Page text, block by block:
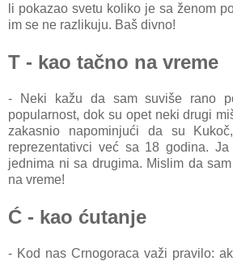
li pokazao svetu koliko je sa ženom
im se ne razlikuju. Baš divno!
T - kao tačno na vreme
- Neki kažu da sam suviše rano
popularnost, dok su opet neki drugi
zakasnio napominjući da su
reprezentativci već sa 18 godina.
jednima ni sa drugima. Mislim da
na vreme!
Ć - kao ćutanje
- Kod nas Crnogoraca važi pravilo: